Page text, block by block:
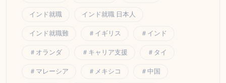
インド就職 インド就職 日本人
インド就職難 ＃イギリス ＃インド
＃オランダ ＃キャリア支援 ＃タイ
＃マレーシア ＃メキシコ ＃中国